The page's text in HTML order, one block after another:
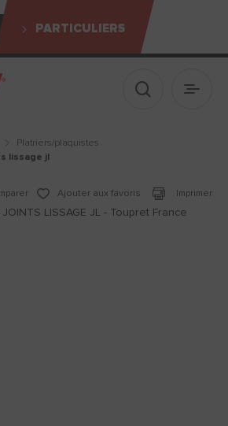
PARTICULIERS
Afficher le
platriers/plaquistes
lissage jl
Ajouter aux favoris Imprimer